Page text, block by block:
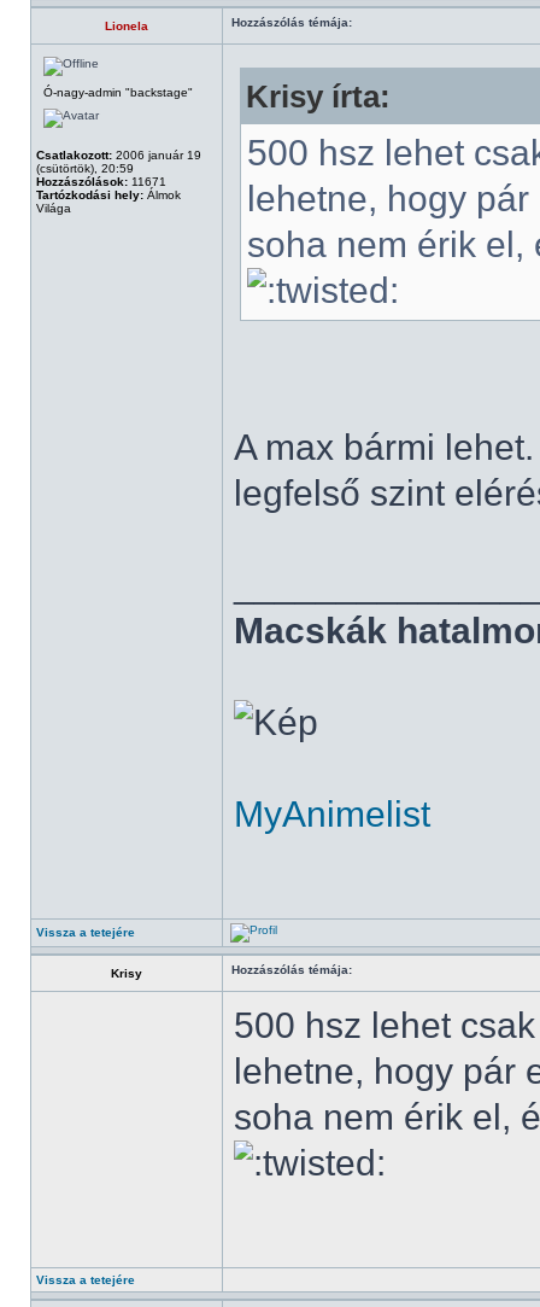
Lionela Hozzászólás témája:
Ó-nagy-admin "backstage"
Csatlakozott: 2006 január 19
(csütörtök), 20:59
Hozzászólások: 11671
Tartózkodási hely: Álmok
Világa
Krisy írta:
500 hsz lehet
lehetne, hogy
soha nem érik
A max bármi
legfelső szint
Macskák
MyAnimelist
Vissza a tetejére
Krisy Hozzászólás témája:
500 hsz lehet
lehetne, hogy pár
soha nem érik el,
Vissza a tetejére